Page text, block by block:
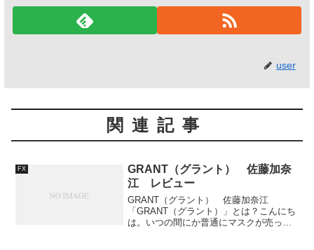
user
関連記事
FX
GRANT（グラント） 佐藤加奈
江 レビュー
GRANT（グラント） 佐藤加奈江
「GRANT（グラント）」とは？こんにち
は。いつの間にか普通にマスクが売って